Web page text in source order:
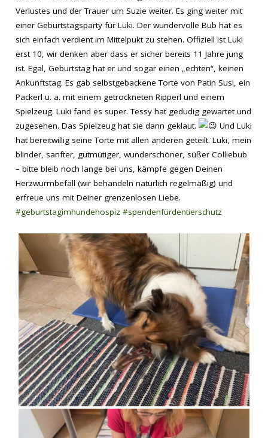
Verlustes und der Trauer um Suzie weiter. Es ging weiter mit
einer Geburtstagsparty für Luki. Der wundervolle Bub hat es
sich einfach verdient im Mittelpukt zu stehen. Offiziell ist Luki
erst 10, wir denken aber dass er sicher bereits 11 Jahre jung
ist. Egal, Geburtstag hat er und sogar einen „echten“, keinen
Ankunftstag. Es gab selbstgebackene Torte von Patin Susi, ein
Packerl u. a. mit einem getrockneten Ripperl und einem
Spielzeug. Luki fand es super. Tessy hat gedudig gewartet und
zugesehen. Das Spielzeug hat sie dann geklaut.
Und Luki
hat bereitwillig seine Torte mit allen anderen geteilt. Luki, mein
blinder, sanfter, gutmütiger, wunderschöner, süßer Colliebub
– bitte bleib noch lange bei uns, kämpfe gegen Deinen
Herzwurmbefall (wir behandeln natürlich regelmäßig) und
erfreue uns mit Deiner grenzenlosen Liebe.
#geburtstagimhundehospiz #spendenfürdentierschutz